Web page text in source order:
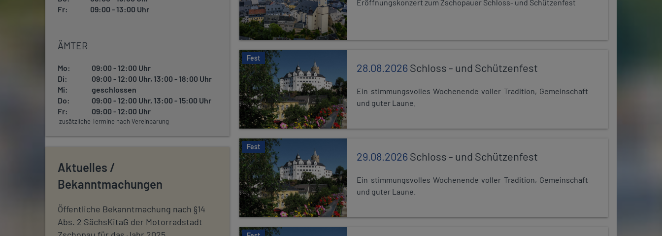
Fr:
09:00 - 13:00 Uhr
ÄMTER
Mo:
09:00 - 12:00 Uhr
Di:
09:00 - 12:00 Uhr, 13:00 - 18:00 Uhr
Mi:
geschlossen
Do:
09:00 - 12:00 Uhr, 13:00 - 15:00 Uhr
Fr:
09:00 - 12:00 Uhr
zusätzliche Termine nach Vereinbarung
Aktuelles /
Bekanntmachungen
Öffentliche Bekanntmachung nach §14
Abs. 2 SächsKitaG der Motorradstadt
Eröffnungskonzert zum Zschopauer Schloss- und Schützenfest
Fest
28.08.2026Schloss - und Schützenfest
Ein stimmungsvolles Wochenende voller Tradition, Gemeinschaft
und guter Laune.
Fest
29.08.2026Schloss - und Schützenfest
Ein stimmungsvolles Wochenende voller Tradition, Gemeinschaft
und guter Laune.